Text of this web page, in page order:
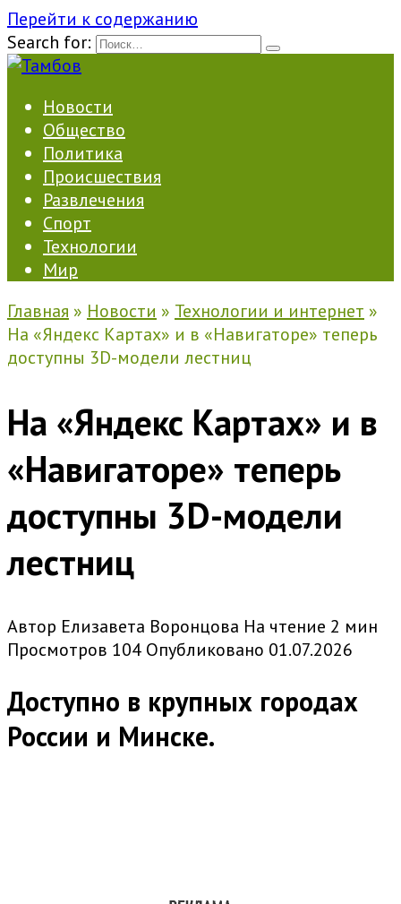
Перейти к содержанию
Search for:
Новости
Общество
Политика
Происшествия
Развлечения
Спорт
Технологии
Мир
Главная » Новости » Технологии и интернет »
На «Яндекс Картах» и в «Навигаторе» теперь
доступны 3D-модели лестниц
На «Яндекс Картах» и в
«Навигаторе» теперь
доступны 3D-модели
лестниц
Автор Елизавета Воронцова На чтение 2 мин
Просмотров 104 Опубликовано 01.07.2026
Доступно в крупных городах
России и Минске.